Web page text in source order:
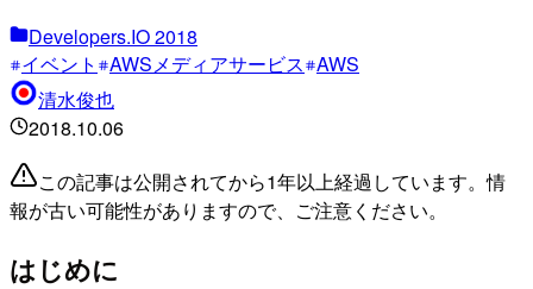
Developers.IO 2018
イベント
AWSメディアサービス AWS
清水俊也
2018.10.06
この記事は公開されてから1年以上経過しています。情
報が古い可能性がありますので、ご注意ください。
はじめに